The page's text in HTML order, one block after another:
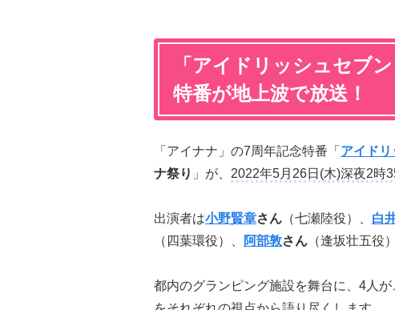
「アイドリッシュセブ
特番が地上波で放送！
「アイナナ」の7周年記念特番「 アイド
ナ祭り 」が、 2022年5月26日(木)深夜2時
出演者は小野賢章さん （七瀬陸役）、 白
（四葉環役）、
阿部敦さん （逢坂壮五役
都内のグランピング施設を舞台に、4人